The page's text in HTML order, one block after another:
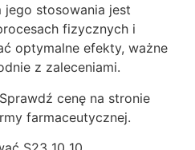
jego stosowania jest
fizycznych i
optymalne efekty, ważne
z zaleceniami.
cenę na stronie
farmaceutycznej.